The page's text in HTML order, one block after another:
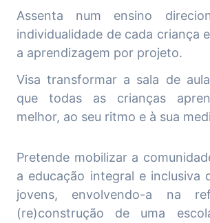
Assenta num ensino
individualidade de cada criança
a aprendizagem por projeto.
Visa transformar a sala de
que todas as crianças
melhor, ao seu ritmo e à sua
Pretende mobilizar a
a educação integral e inclusiva
jovens, envolvendo-a na
(re)construção de uma